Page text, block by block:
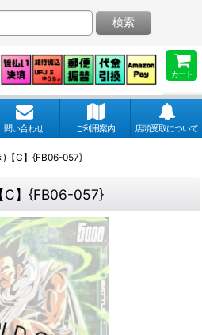
カート
検索
問い合わせ ご利用案内 店頭受取について
)【C】{FB06-057}
C】{FB06-057}